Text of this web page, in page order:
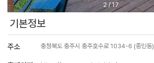
2 /17
기본정보
주소 충청북도 충주시 충주호수로 1034-6 (종민동)